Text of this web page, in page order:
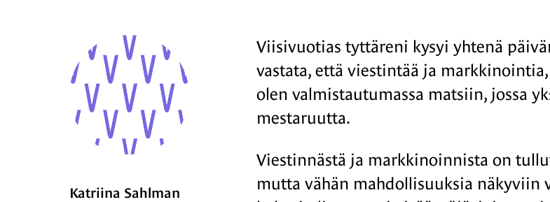
Katriina Sahlman
Viisivuotias tyttäreni kysyi yhtenä
vastata, että viestintää ja
olen valmistautumassa matsiin, jossa
mestaruutta.
Viestinnästä ja markkinoinnista on
mutta vähän mahdollisuuksia